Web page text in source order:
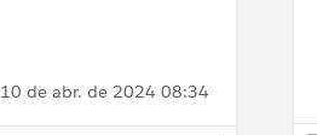
10 de abr. de 2024 08:34